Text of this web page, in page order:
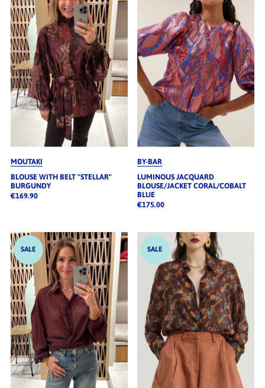
Alphabetisch, A-Z
Alphabetisch, Z-A
Preis, niedrig nach hoch
Preis, hoch nach niedrig
Datum, alt zu neu
Datum, neu zu alt
MOUTAKI
BLOUSE WITH BELT "STELLAR"
BURGUNDY
€169.90
BY-BAR
LUMINOUS JACQUARD
BLOUSE/JACKET CORAL/COBALT
BLUE
€175.00
SALE SALE